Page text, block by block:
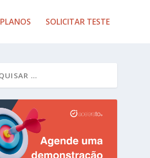
PLANOS SOLICITAR TESTE